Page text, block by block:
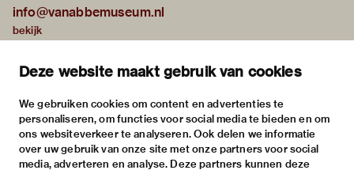
Deze website maakt gebruik van cookies
We gebruiken cookies om content en advertenties te
personaliseren, om functies voor social media te bieden en om
ons websiteverkeer te analyseren. Ook delen we informatie
over uw gebruik van onze site met onze partners voor social
media, adverteren en analyse. Deze partners kunnen deze
info@vanabbemuseum.nl
bekijk
activiteiten
praktische informatie
over
het museum